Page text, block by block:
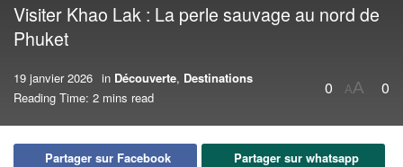
Visiter Khao Lak : La perle sauvage au nord de
Phuket
19 janvier 2026 in Découverte, Destinations
Reading Time: 2 mins read
0 AA 0
Partager sur Facebook
Partager sur whatsapp